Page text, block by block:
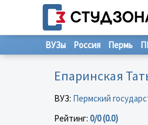
ВУЗы Россия Пермь
Епаринская
ВУЗ: Пермский
Рейтинг: 0/0 (0.0)